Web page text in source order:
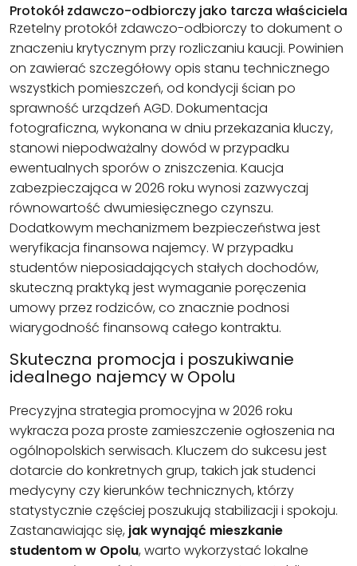
Protokół zdawczo-odbiorczy jako tarcza właściciela
Rzetelny protokół zdawczo-odbiorczy to dokument o
znaczeniu krytycznym przy rozliczaniu kaucji. Powinien
on zawierać szczegółowy opis stanu technicznego
wszystkich pomieszczeń, od kondycji ścian po
sprawność urządzeń AGD. Dokumentacja
fotograficzna, wykonana w dniu przekazania kluczy,
stanowi niepodważalny dowód w przypadku
ewentualnych sporów o zniszczenia. Kaucja
zabezpieczająca w 2026 roku wynosi zazwyczaj
równowartość dwumiesięcznego czynszu.
Dodatkowym mechanizmem bezpieczeństwa jest
weryfikacja finansowa najemcy. W przypadku
studentów nieposiadających stałych dochodów,
skuteczną praktyką jest wymaganie poręczenia
umowy przez rodziców, co znacznie podnosi
wiarygodność finansową całego kontraktu.
Skuteczna promocja i poszukiwanie
idealnego najemcy w Opolu
Precyzyjna strategia promocyjna w 2026 roku
wykracza poza proste zamieszczenie ogłoszenia na
ogólnopolskich serwisach. Kluczem do sukcesu jest
dotarcie do konkretnych grup, takich jak studenci
medycyny czy kierunków technicznych, którzy
statystycznie częściej poszukują stabilizacji i spokoju.
Zastanawiając się, jak wynająć mieszkanie
studentom w Opolu, warto wykorzystać lokalne